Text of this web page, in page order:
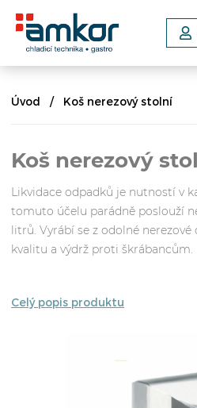
Úvod Koš nerezový stolní
Koš nerezový
Likvidace odpadků je nutností v
tomuto účelu parádně poslouží
litrů. Vyrábí se z odolné
kvalitu a výdrž proti škrábancům.
Celý popis produktu